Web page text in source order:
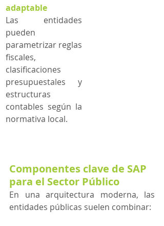
adaptable
Las entidades
pueden
parametrizar reglas
fiscales,
clasificaciones
presupuestales y
estructuras
contables según la
normativa local.
Componentes clave de SAP
para el Sector Público
En una arquitectura moderna, las
entidades públicas suelen combinar: